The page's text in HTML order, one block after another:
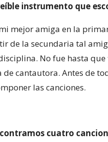
instrumento que
mejor amiga en la
de la secundaria tal
No fue hasta
cantautora. Antes de
las canciones.
cuatro